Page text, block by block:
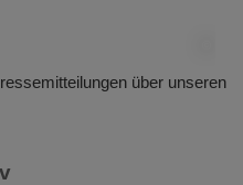
über unseren